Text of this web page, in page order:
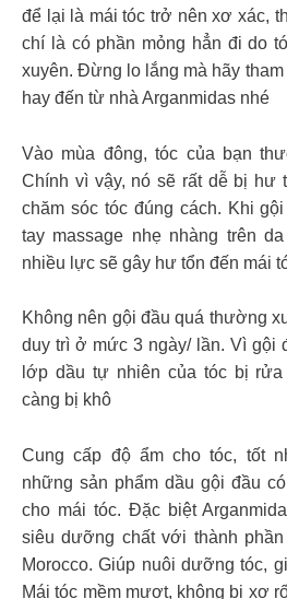
để lại là mái tóc trở nên xơ xác,
chí là có phần mỏng hẳn đi do
xuyên. Đừng lo lắng mà hãy
hay đến từ nhà Arganmidas nhé
Vào mùa đông, tóc của bạn
Chính vì vậy, nó sẽ rất dễ bị hư
chăm sóc tóc đúng cách. Khi
tay massage nhẹ nhàng trên
nhiều lực sẽ gây hư tổn đến mái
Không nên gội đầu quá thường
duy trì ở mức 3 ngày/ lần. Vì gội
lớp dầu tự nhiên của tóc bị
càng bị khô
Cung cấp độ ẩm cho tóc, tốt
những sản phẩm dầu gội đầu
cho mái tóc. Đặc biệt
siêu dưỡng chất với thành
Morocco. Giúp nuôi dưỡng tóc,
Mái tóc mềm mượt, không bị xơ